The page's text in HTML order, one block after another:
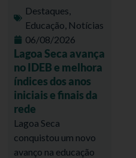
Destaques,
Educação, Notícias
06/08/2026
Lagoa Seca avança
no IDEB e melhora
índices dos anos
iniciais e finais da
rede
Lagoa Seca
conquistou um novo
avanço na educação